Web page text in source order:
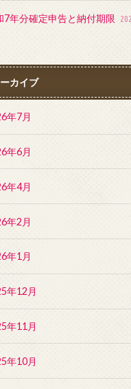
7年分確定申告と納付期限
カイブ
年7月
年6月
年4月
年2月
年1月
年12月
年11月
年10月